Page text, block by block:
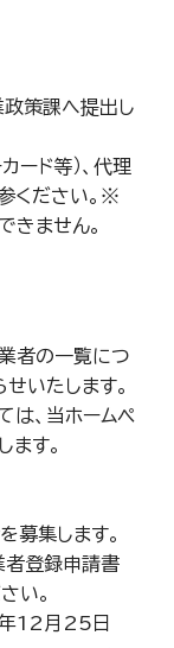
策課へ提出し
ード等）、代理
ください。※
きません。
者の一覧につ
いたします。
は、当ホームペ
す。
募集します。
者登録申請書
い。
12月25日